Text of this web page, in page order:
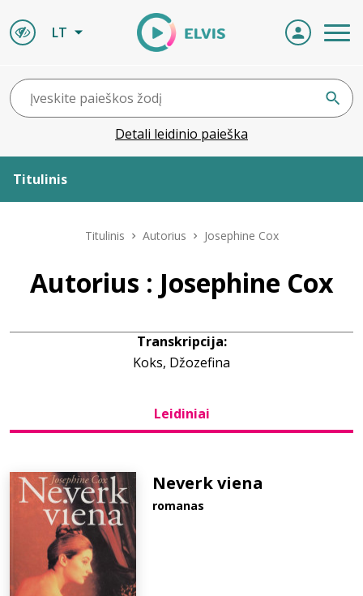
LT
Detali leidinio paieška
Titulinis
Leidiniai
Titulinis Autorius Josephine Cox
Autorius : Josephine Cox
Transkripcija:
Koks, Džozefina
Leidiniai
Neverk viena
romanas